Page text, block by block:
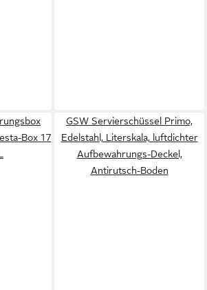
Box 17
GSW Servierschüssel Primo,
Edelstahl, Literskala, luftdichter
Aufbewahrungs-Deckel,
Antirutsch-Boden